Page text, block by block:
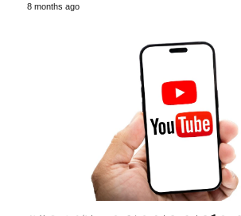
8 months ago